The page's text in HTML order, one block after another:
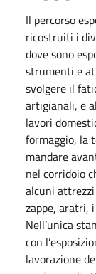
Il percorso
ricostruiti i
dove sono
strumenti e
svolgere il
artigianali, e
lavori
formaggio, la
mandare
nel corridoio
alcuni
zappe, aratri,
Nell’unica
con
lavorazione